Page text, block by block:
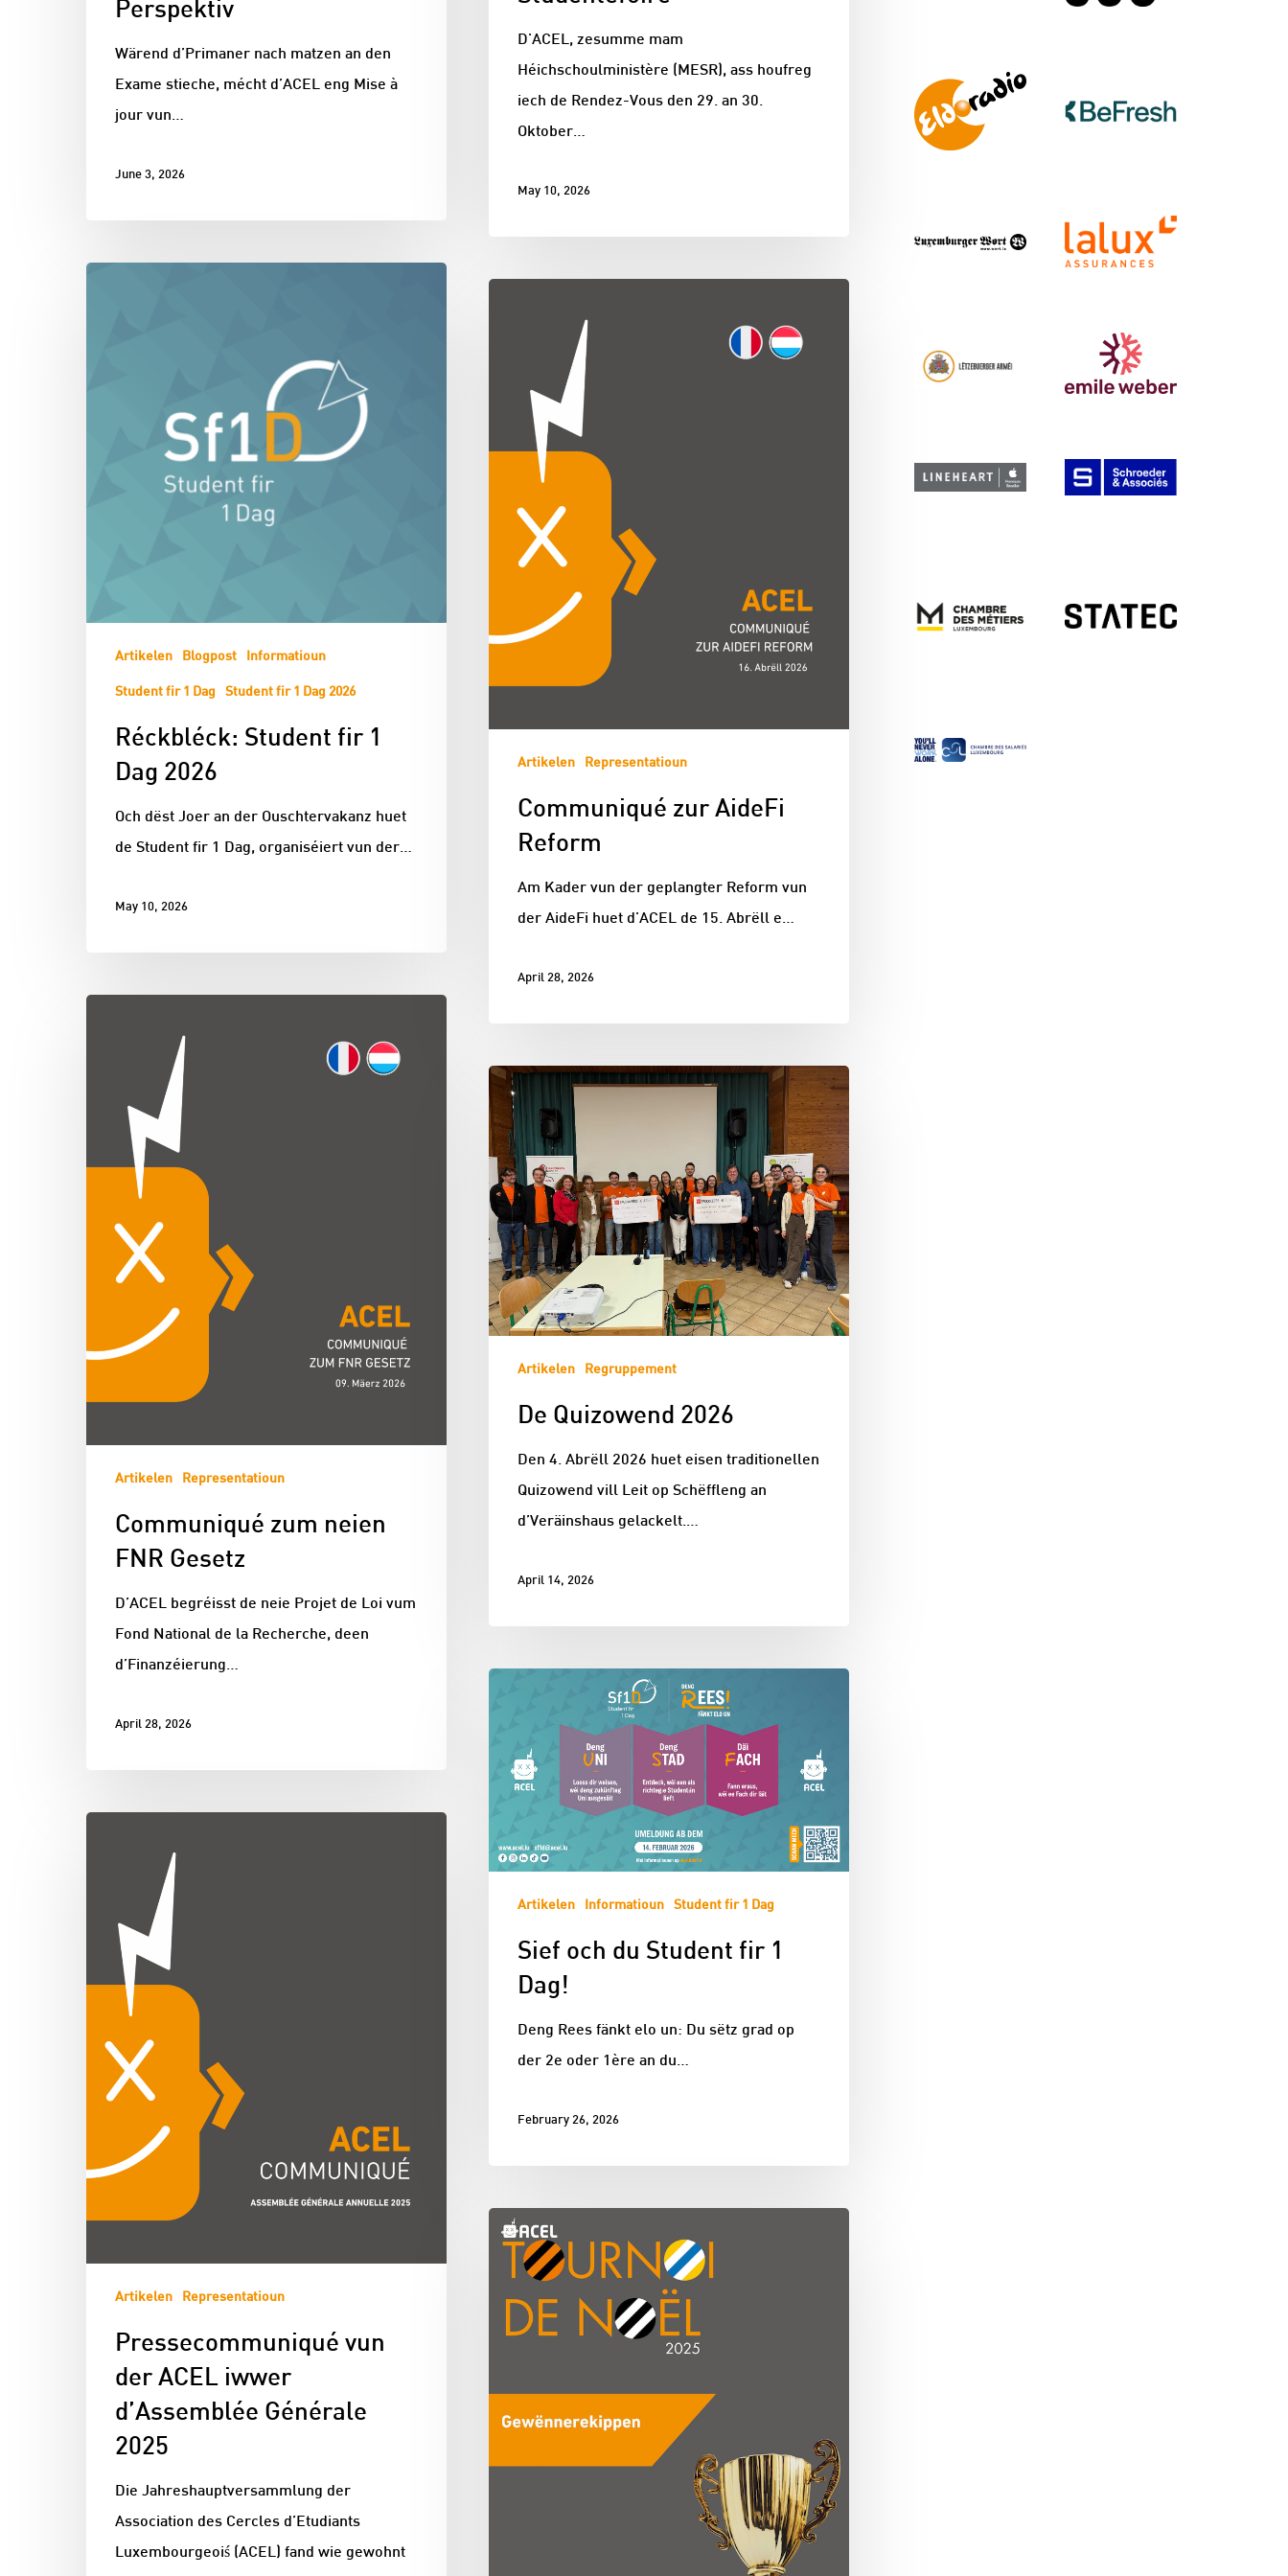
Perspektiv
Wärend d’Primaner nach matzen an den
Exame stieche, mécht d’ACEL eng Mise à
jour vun…
June 3, 2026
D'ACEL, zesumme mam
Héichschoulministère (MESR), ass houfreg
iech de Rendez-Vous den 29. an 30.
Oktober…
May 10, 2026
Artikelen Blogpost Informatioun
Student fir 1 Dag Student fir 1 Dag 2026
Réckbléck: Student fir 1
Dag 2026
Och dëst Joer an der Ouschtervakanz huet
de Student fir 1 Dag, organiséiert vun der…
May 10, 2026
Artikelen Representatioun
Communiqué zur AideFi
Reform
Am Kader vun der geplangter Reform vun
der AideFi huet d'ACEL de 15. Abrëll e…
April 28, 2026
Artikelen Representatioun
Communiqué zum neien
FNR Gesetz
D’ACEL begréisst de neie Projet de Loi vum
Fond National de la Recherche, deen
d’Finanzéierung…
April 28, 2026
Artikelen Regruppement
De Quizowend 2026
Den 4. Abrëll 2026 huet eisen traditionellen
Quizowend vill Leit op Schëffleng an
d’Veräinshaus gelackelt.…
April 14, 2026
Artikelen Informatioun Student fir 1 Dag
Sief och du Student fir 1
Dag!
Deng Rees fänkt elo un: Du sëtz grad op
der 2e oder 1ère an du…
February 26, 2026
Artikelen Representatioun
Pressecommuniqué vun
der ACEL iwwer
d’Assemblée Générale
2025
Die Jahreshauptversammlung der
Association des Cercles d’Etudiants
Luxembourgeoiś (ACEL) fand wie gewohnt